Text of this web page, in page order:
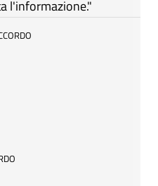
l'informazione."